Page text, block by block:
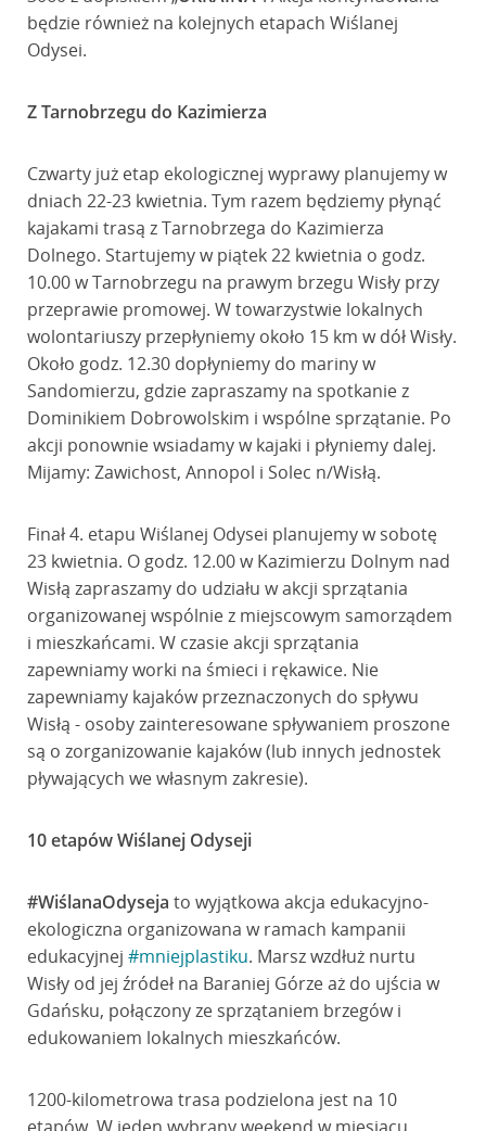
będzie również na kolejnych etapach Wiślanej
Odysei.
Z Tarnobrzegu do Kazimierza
Czwarty już etap ekologicznej wyprawy planujemy w
dniach 22-23 kwietnia. Tym razem będziemy płynąć
kajakami trasą z Tarnobrzega do Kazimierza
Dolnego. Startujemy w piątek 22 kwietnia o godz.
10.00 w Tarnobrzegu na prawym brzegu Wisły przy
przeprawie promowej. W towarzystwie lokalnych
wolontariuszy przepłyniemy około 15 km w dół Wisły.
Około godz. 12.30 dopłyniemy do mariny w
Sandomierzu, gdzie zapraszamy na spotkanie z
Dominikiem Dobrowolskim i wspólne sprzątanie. Po
akcji ponownie wsiadamy w kajaki i płyniemy dalej.
Mijamy: Zawichost, Annopol i Solec n/Wisłą.
Finał 4. etapu Wiślanej Odysei planujemy w sobotę
23 kwietnia. O godz. 12.00 w Kazimierzu Dolnym nad
Wisłą zapraszamy do udziału w akcji sprzątania
organizowanej wspólnie z miejscowym samorządem
i mieszkańcami. W czasie akcji sprzątania
zapewniamy worki na śmieci i rękawice. Nie
zapewniamy kajaków przeznaczonych do spływu
Wisłą - osoby zainteresowane spływaniem proszone
są o zorganizowanie kajaków (lub innych jednostek
pływających we własnym zakresie).
10 etapów Wiślanej Odyseji
#WiślanaOdyseja to wyjątkowa akcja edukacyjno-
ekologiczna organizowana w ramach kampanii
edukacyjnej #mniejplastiku. Marsz wzdłuż nurtu
Wisły od jej źródeł na Baraniej Górze aż do ujścia w
Gdańsku, połączony ze sprzątaniem brzegów i
edukowaniem lokalnych mieszkańców.
1200-kilometrowa trasa podzielona jest na 10